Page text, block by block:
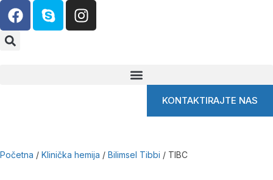
KONTAKTIRAJTE NAS
Početna / Klinička hemija / Bilimsel Tibbi / TIBC